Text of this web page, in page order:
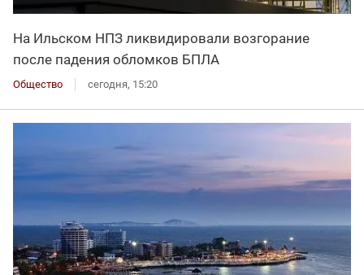
На Ильском НПЗ ликвидировали возгорание
после падения обломков БПЛА
Общество сегодня, 15:20